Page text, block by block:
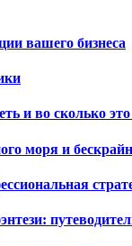
вашего бизнеса
и во сколько это
моря и